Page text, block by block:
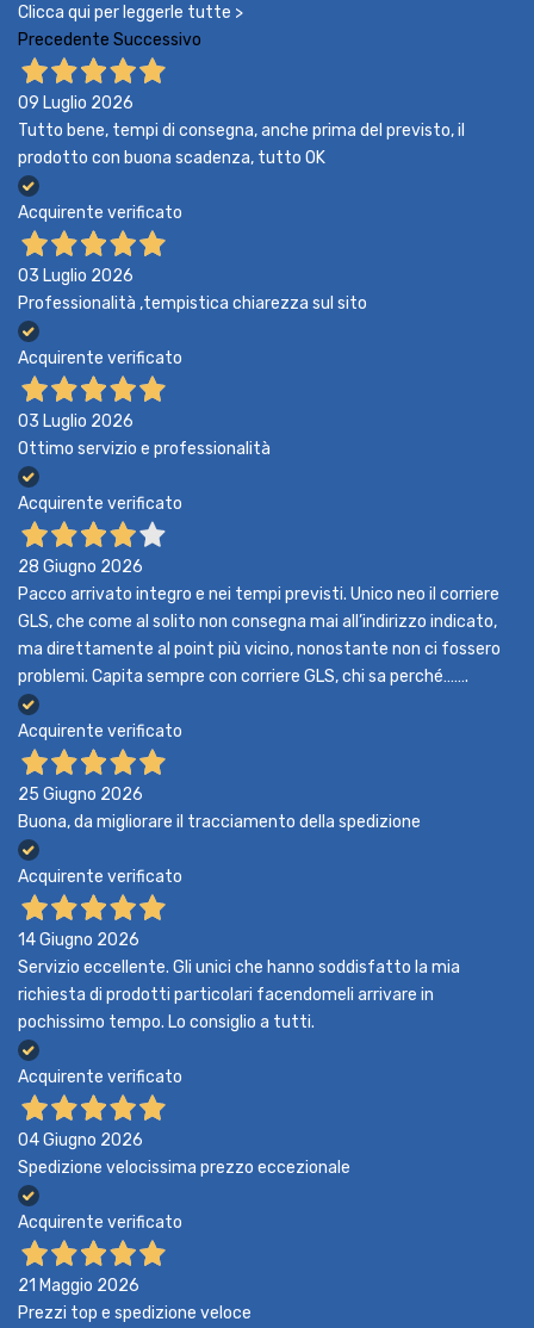
Clicca qui per leggerle tutte >
Precedente Successivo
09 Luglio 2026
Tutto bene, tempi di consegna, anche prima del previsto, il
prodotto con buona scadenza, tutto OK
Acquirente verificato
03 Luglio 2026
Professionalità ,tempistica chiarezza sul sito
Acquirente verificato
03 Luglio 2026
Ottimo servizio e professionalità
Acquirente verificato
28 Giugno 2026
Pacco arrivato integro e nei tempi previsti. Unico neo il corriere
GLS, che come al solito non consegna mai all’indirizzo indicato,
ma direttamente al point più vicino, nonostante non ci fossero
problemi. Capita sempre con corriere GLS, chi sa perché…….
Acquirente verificato
25 Giugno 2026
Buona, da migliorare il tracciamento della spedizione
Acquirente verificato
14 Giugno 2026
Servizio eccellente. Gli unici che hanno soddisfatto la mia
richiesta di prodotti particolari facendomeli arrivare in
pochissimo tempo. Lo consiglio a tutti.
Acquirente verificato
04 Giugno 2026
Spedizione velocissima prezzo eccezionale
Acquirente verificato
21 Maggio 2026
Prezzi top e spedizione veloce